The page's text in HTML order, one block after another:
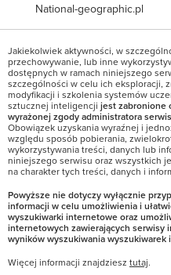
National-geographic.pl
Jakiekolwiek aktywności, w
przechowywanie, lub inne
dostępnych w ramach niniejszego
szczególności w celu ich eksploracji,
modyfikacji i szkolenia systemów
sztucznej inteligencji jest zabronione
wyrażonej zgody administratora
Obowiązek uzyskania wyraźnej i
względu sposób pobierania,
wykorzystywania treści, danych lub
niniejszego serwisu oraz wszystkich
na charakter tych treści, danych i
Powyższe nie dotyczy wyłącznie
informacji w celu umożliwienia i
wyszukiwarki internetowe oraz
internetowych zawierających serwisy
wyników wyszukiwania wyszukiwarek
Więcej informacji znajdziesz tutaj.